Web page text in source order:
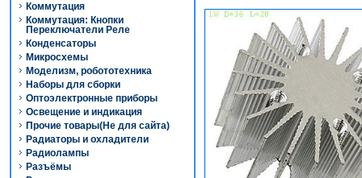
Коммутация
Коммутация: Кнопки
Переключатели Реле
Конденсаторы
Микросхемы
Моделизм, робототехника
Наборы для сборки
Оптоэлектронные приборы
Освещение и индикация
Прочие товары(Не для сайта)
Радиаторы и охладители
Радиолампы
Разъёмы